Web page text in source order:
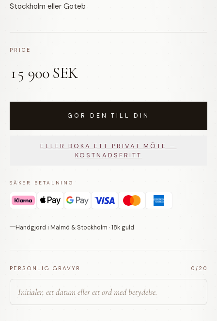
Stockholm eller Göteb
PRICE
15 900 SEK
GÖR DEN TILL DIN
ELLER BOKA ETT PRIVAT MÖTE —
KOSTNADSFRITT
SÄKER BETALNING
Handgjord i Malmö & Stockholm · 18k guld
PERSONLIG GRAVYR 0 /20